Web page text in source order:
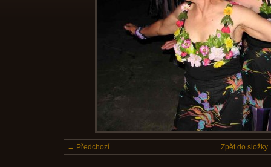
← Předchozí Zpět do složky